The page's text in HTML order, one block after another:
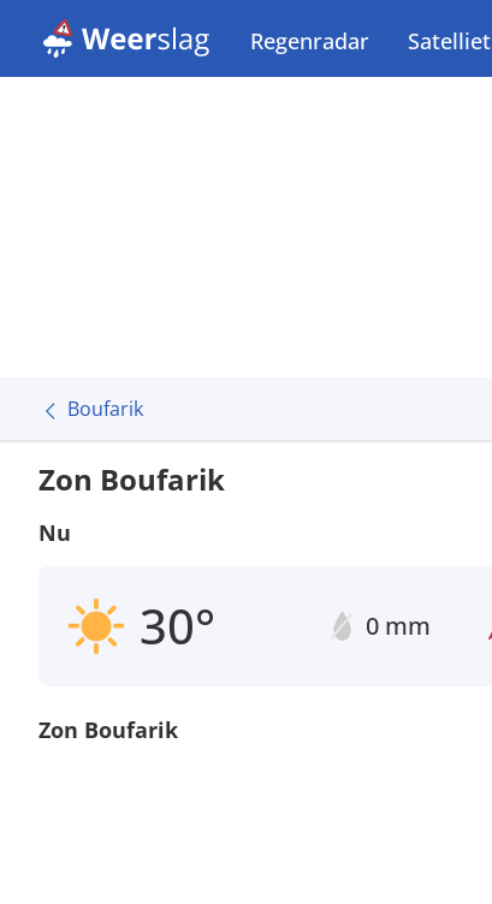
Regenradar Satelliet
Boufarik
Zon Boufarik
Nu
30° 0 mm
Zon Boufarik